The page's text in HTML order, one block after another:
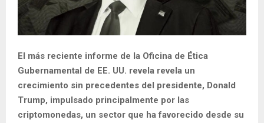
El más reciente informe de la Oficina de Ética
Gubernamental de EE. UU. revela revela un
crecimiento sin precedentes del presidente, Donald
Trump, impulsado principalmente por las
criptomonedas, un sector que ha favorecido desde su